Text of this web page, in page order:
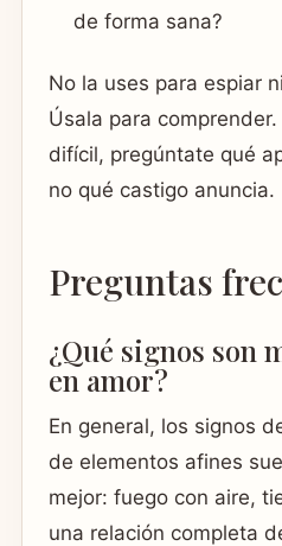
de forma sana?
No la uses para espiar
Úsala para
difícil, pregúntate qué
no qué castigo anuncia.
Preguntas
¿Qué signos son
en amor?
En general, los signos
de elementos afines
mejor: fuego con aire,
una relación completa